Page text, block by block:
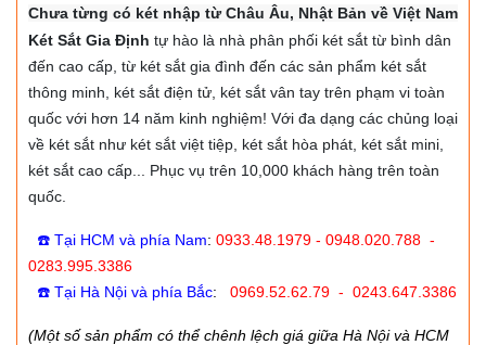
Chưa từng có két nhập từ Châu Âu, Nhật Bản về Việt Nam
Két Sắt Gia Định tự hào là nhà phân phối két sắt từ bình dân
đến cao cấp, từ két sắt gia đình đến các sản phẩm két sắt
thông minh, két sắt điện tử, két sắt vân tay trên phạm vi toàn
quốc với hơn 14 năm kinh nghiệm! Với đa dạng các chủng loại
về két sắt như két sắt việt tiệp, két sắt hòa phát, két sắt mini,
két sắt cao cấp... Phục vụ trên 10,000 khách hàng trên toàn
quốc.
☎️ Tại HCM và phía Nam: 0933.48.1979 - 0948.020.788 -
0283.995.3386
☎️ Tại Hà Nội và phía Bắc: 0969.52.62.79 - 0243.647.3386
(Một số sản phẩm có thể chênh lệch giá giữa Hà Nội và HCM